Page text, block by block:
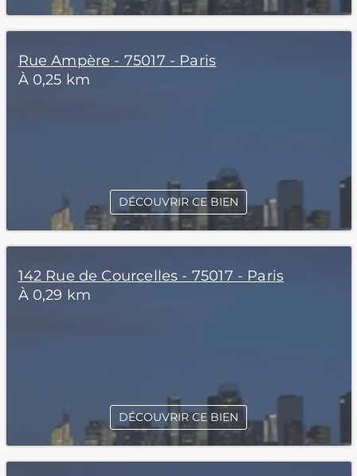
Rue Ampère - 75017 - Paris
À 0,25 km
DÉCOUVRIR CE BIEN
142 Rue de Courcelles - 75017 - Paris
À 0,29 km
DÉCOUVRIR CE BIEN